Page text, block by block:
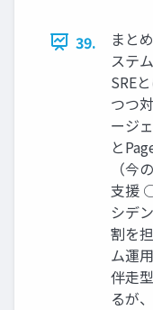
39.
まと
ステ
SRE
つつ
ージ
と
（今
支援
シデ
割を
ム運
伴走
るが